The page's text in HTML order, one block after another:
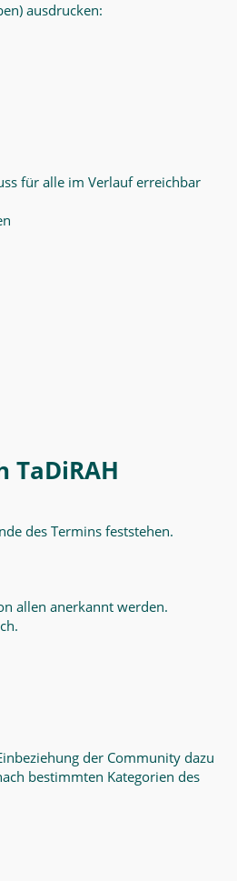
ausdrucken:
für alle im Verlauf erreichbar
TaDiRAH
des Termins feststehen.
allen anerkannt werden.
der Community dazu
bestimmten Kategorien des